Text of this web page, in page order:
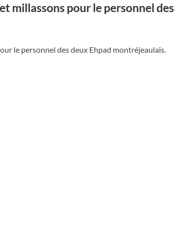
millassons pour le personnel des
le personnel des deux Ehpad montréjeaulais.